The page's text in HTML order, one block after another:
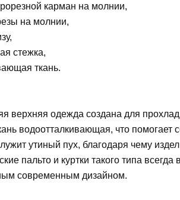
карман на молнии,
на молнии,
стежка,
ткань.
верхняя одежда создана для
водоотталкивающая, что помогает
утиный пух, благодаря чему
пальто и куртки такого типа
современным дизайном.